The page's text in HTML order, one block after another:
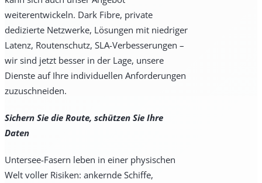
weiterentwickeln. Dark Fibre, private
dedizierte Netzwerke, Lösungen mit niedriger
Latenz, Routenschutz, SLA-Verbesserungen –
wir sind jetzt besser in der Lage, unsere
Dienste auf Ihre individuellen Anforderungen
zuzuschneiden.
Sichern Sie die Route, schützen Sie Ihre
Daten
Untersee-Fasern leben in einer physischen
Welt voller Risiken: ankernde Schiffe,